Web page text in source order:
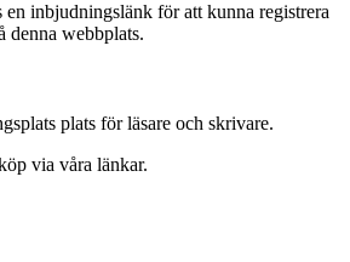
inbjudningslänk för att kunna registrera
denna webbplats.
plats för läsare och skrivare.
via våra länkar.